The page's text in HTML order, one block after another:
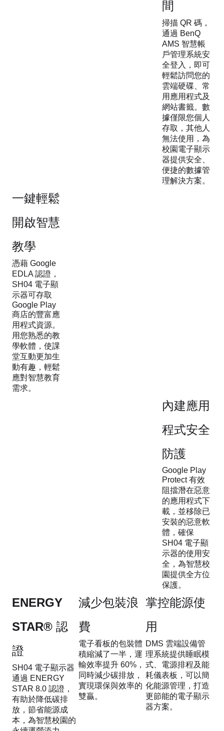
間
掃描 QR 碼，
通過 BenQ
AMS 智慧帳
戶管理系統安
全登入，即可
輕鬆訪問您的
雲端硬碟、常
用應用程式及
網站書籤。數
據僅限您個人
存取，其他人
無法使用，為
校園電子顯示
器提供安全、
便捷的數據管
理解決方案。
一鍵輕鬆
開啟智慧
教學
憑藉 Google
EDLA 認證，
SH04 電子顯
示器可存取
Google Play
商店的豐富應
用程式資源。
用您熟悉的教
學軟體，使課
堂互動更加生
動有趣，輕鬆
應對智慧教育
需求。
內建應用
程式安全
防護
Google Play
Protect 有效
阻擋潛在惡意
的應用程式下
載，並移除已
安裝的惡意軟
體，確保
SH04 電子顯
示器的使用安
全，為智慧校
園提供全方位
保護。
ENERGY
STAR® 認
證
SH04 電子顯示器
通過 ENERGY
STAR 8.0 認證，
有助於降低碳排
放，節省能源成
本，為智慧校園的
減少包裝浪
費
電子看板的包裝體
積縮減了一半，運
輸效率提升 60%，
同時減少碳排放，
實現環保與效率的
雙贏。
掌控能源使
用
DMS 雲端設備管
理系統提供睡眠模
式、電源排程及能
耗儀表板，可以簡
化能源管理，打造
更節能的電子顯示
器方案。